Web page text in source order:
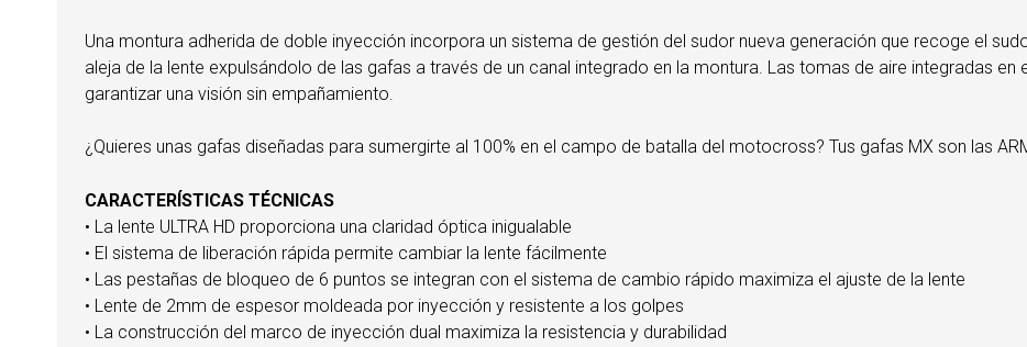
Una montura adherida de doble inyección incorpora un sistema de gestión del sudor nueva generación que recoge el
aleja de la lente expulsándolo de las gafas a través de un canal integrado en la montura. Las tomas de aire integradas
garantizar una visión sin empañamiento.
¿Quieres unas gafas diseñadas para sumergirte al 100% en el campo de batalla del motocross? Tus gafas MX son las
CARACTERÍSTICAS TÉCNICAS
• La lente ULTRA HD proporciona una claridad óptica inigualable
• El sistema de liberación rápida permite cambiar la lente fácilmente
• Las pestañas de bloqueo de 6 puntos se integran con el sistema de cambio rápido maximiza el ajuste de la lente
• Lente de 2mm de espesor moldeada por inyección y resistente a los golpes
• La construcción del marco de inyección dual maximiza la resistencia y durabilidad